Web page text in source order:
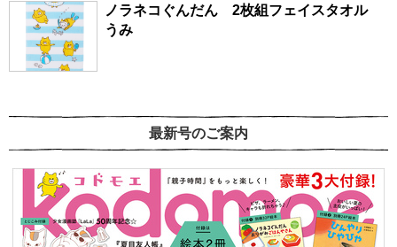
ノラネコぐんだん 2枚組フェイスタオル
うみ
最新号のご案内